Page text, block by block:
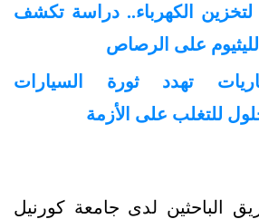
لتخزين الكهرباء.. دراسة تكشف
على الرصاص
تهدد ثورة السيارات
للتغلب على الأزمة
الباحثين لدى جامعة كورنيل